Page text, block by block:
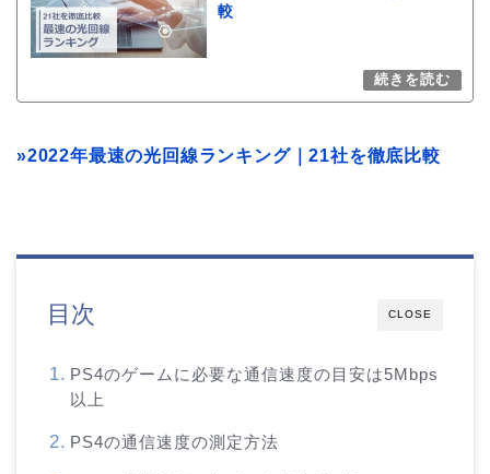
較
»2022年最速の光回線ランキング｜21社を徹底比較
CLOSE
目次
PS4のゲームに必要な通信速度の目安は5Mbps
以上
PS4の通信速度の測定方法